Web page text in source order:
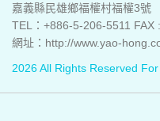
嘉義縣民雄鄉福權村福權3號
TEL：+886-5-206-5511 FAX
網址：http://www.yao-
2026 All Rights Reserved